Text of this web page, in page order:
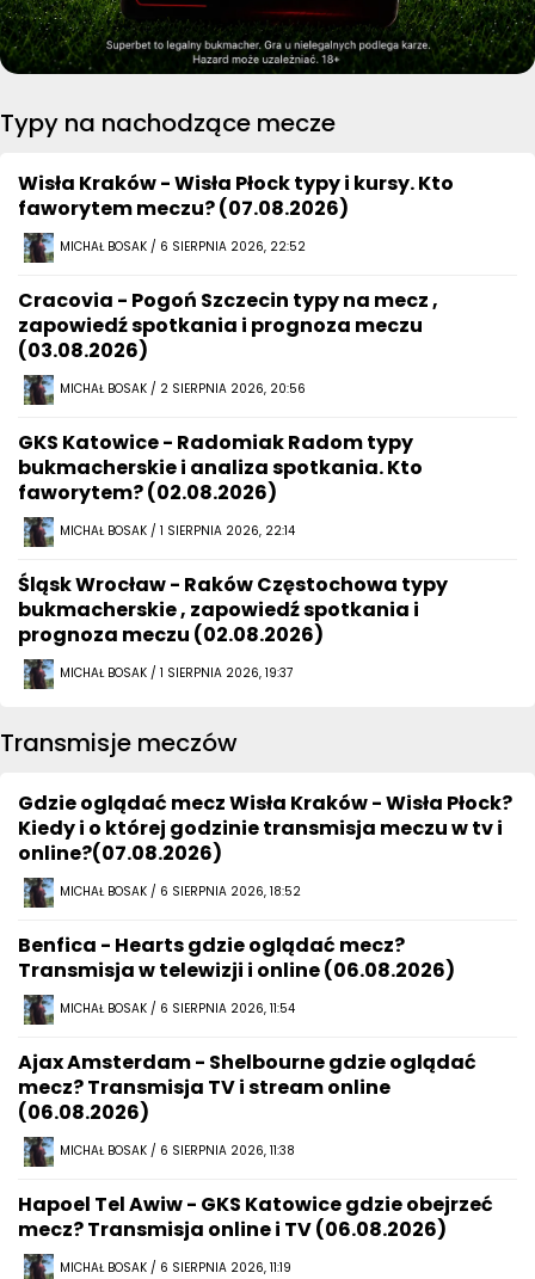
Typy na nachodzące mecze
Wisła Kraków - Wisła Płock typy i kursy. Kto
faworytem meczu? (07.08.2026)
MICHAŁ BOSAK / 6 SIERPNIA 2026, 22:52
Cracovia - Pogoń Szczecin typy na mecz ,
zapowiedź spotkania i prognoza meczu
(03.08.2026)
MICHAŁ BOSAK / 2 SIERPNIA 2026, 20:56
GKS Katowice - Radomiak Radom typy
bukmacherskie i analiza spotkania. Kto
faworytem? (02.08.2026)
MICHAŁ BOSAK / 1 SIERPNIA 2026, 22:14
Śląsk Wrocław - Raków Częstochowa typy
bukmacherskie , zapowiedź spotkania i
prognoza meczu (02.08.2026)
MICHAŁ BOSAK / 1 SIERPNIA 2026, 19:37
Transmisje meczów
Gdzie oglądać mecz Wisła Kraków - Wisła Płock?
Kiedy i o której godzinie transmisja meczu w tv i
online?(07.08.2026)
MICHAŁ BOSAK / 6 SIERPNIA 2026, 18:52
Benfica - Hearts gdzie oglądać mecz?
Transmisja w telewizji i online (06.08.2026)
MICHAŁ BOSAK / 6 SIERPNIA 2026, 11:54
Ajax Amsterdam - Shelbourne gdzie oglądać
mecz? Transmisja TV i stream online
(06.08.2026)
MICHAŁ BOSAK / 6 SIERPNIA 2026, 11:38
Hapoel Tel Awiw - GKS Katowice gdzie obejrzeć
mecz? Transmisja online i TV (06.08.2026)
MICHAŁ BOSAK / 6 SIERPNIA 2026, 11:19